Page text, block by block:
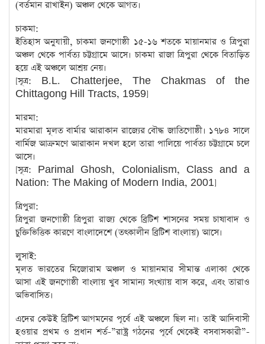
(বর্তমান রাখাইন) অঞ্চল থেকে আগত।
চাকমা:
ইতিহাস অনুযায়ী, চাকমা জনগোষ্ঠী ১৫-১৬ শতকে মায়ানমার ও ত্রিপুরা
অঞ্চল থেকে পার্বত্য চট্টগ্রামে আসে। চাকমা রাজা ত্রিপুরা থেকে বিতাড়িত
হয়ে এই অঞ্চলে আশ্রয় নেয়।
[সূত্র: B.L. Chatterjee, The Chakmas of the
Chittagong Hill Tracts, 1959]
মারমা:
মারমারা মূলত বার্মার আরাকান রাজ্যের বৌদ্ধ জাতিগোষ্ঠী। ১৭৮৪ সালে
বার্মিজ আক্রমণে আরাকান দখল হলে তারা পালিয়ে পার্বত্য চট্টগ্রামে চলে
আসে।
[সূত্র: Parimal Ghosh, Colonialism, Class and a
Nation: The Making of Modern India, 2001]
ত্রিপুরা:
ত্রিপুরা জনগোষ্ঠী ত্রিপুরা রাজ্য থেকে ব্রিটিশ শাসনের সময় চাষাবাদ ও
চুক্তিভিত্তিক কারণে বাংলাদেশে (তৎকালীন ব্রিটিশ বাংলায়) আসে।
লুসাই:
মূলত ভারতের মিজোরাম অঞ্চল ও মায়ানমার সীমান্ত এলাকা থেকে
আসা এই জনগোষ্ঠী বাংলায় খুব সামান্য সংখ্যায় বাস করে, এবং তারাও
অভিবাসিত।
এদের কেউই ব্রিটিশ আগমনের পূর্বে এই অঞ্চলে ছিল না। তাই আদিবাসী
হওয়ার প্রথম ও প্রধান শর্ত-”রাষ্ট্র গঠনের পূর্বে থেকেই বসবাসকারী”-